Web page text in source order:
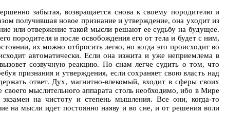
забытая, возвращается снова к своему породителю и
получившая новое признание и утверждение, она уходит из
или отвержение такой мысли решают ее судьбу на будущее.
породителя и после освобождения его от тела и будет с ним,
их можно отбросить легко, но когда это происходит во
автоматически. Если она изжита и уже неприемлема в
созвучную реакцию. По снам легче судить о том, что
признания и утверждения, если сохраняет свою власть над
ответ. Дух, магнитно-влекомый, входит в сферы своих
мыслительного аппарата столь необходимо, ибо в Мире
на чистоту и степень мышления. Все они, когда-то
на мысли идет постоянно наяву и во сне, и от решения воли